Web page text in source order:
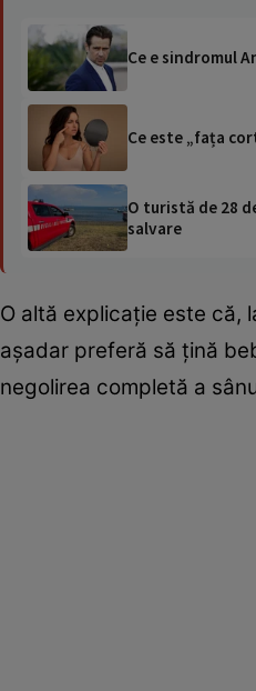
Ce e sindromul
Ce este „fața
O turistă de 28
salvare
O altă explicație este că,
așadar preferă să țină
negolirea completă a